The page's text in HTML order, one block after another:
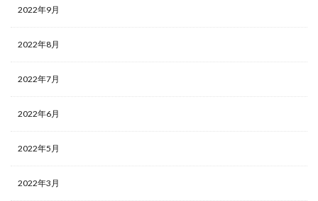
2022年9月
2022年8月
2022年7月
2022年6月
2022年5月
2022年3月